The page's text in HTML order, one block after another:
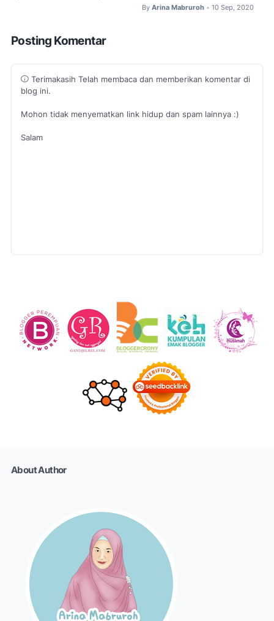
By Arina Mabruroh • 10 Sep, 2020
Posting Komentar
Terimakasih Telah membaca dan memberikan komentar di
blog ini.
Mohon tidak menyematkan link hidup dan spam lainnya :)
Salam
About Author